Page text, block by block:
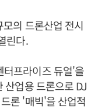
의 드론산업 전시
린다.
터프라이즈 듀얼'을
산업용 드론으로 DJ
론 '매빅'을 산업적